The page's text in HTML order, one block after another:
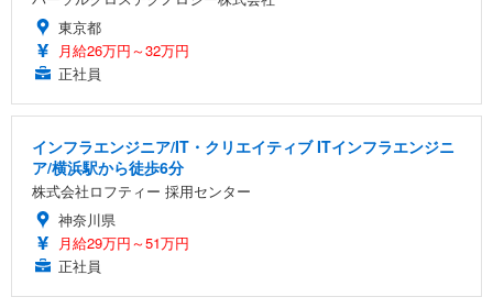
東京都
月給26万円～32万円
正社員
インフラエンジニア/IT・クリエイティブ ITインフラエンジニ
ア/横浜駅から徒歩6分
株式会社ロフティー 採用センター
神奈川県
月給29万円～51万円
正社員